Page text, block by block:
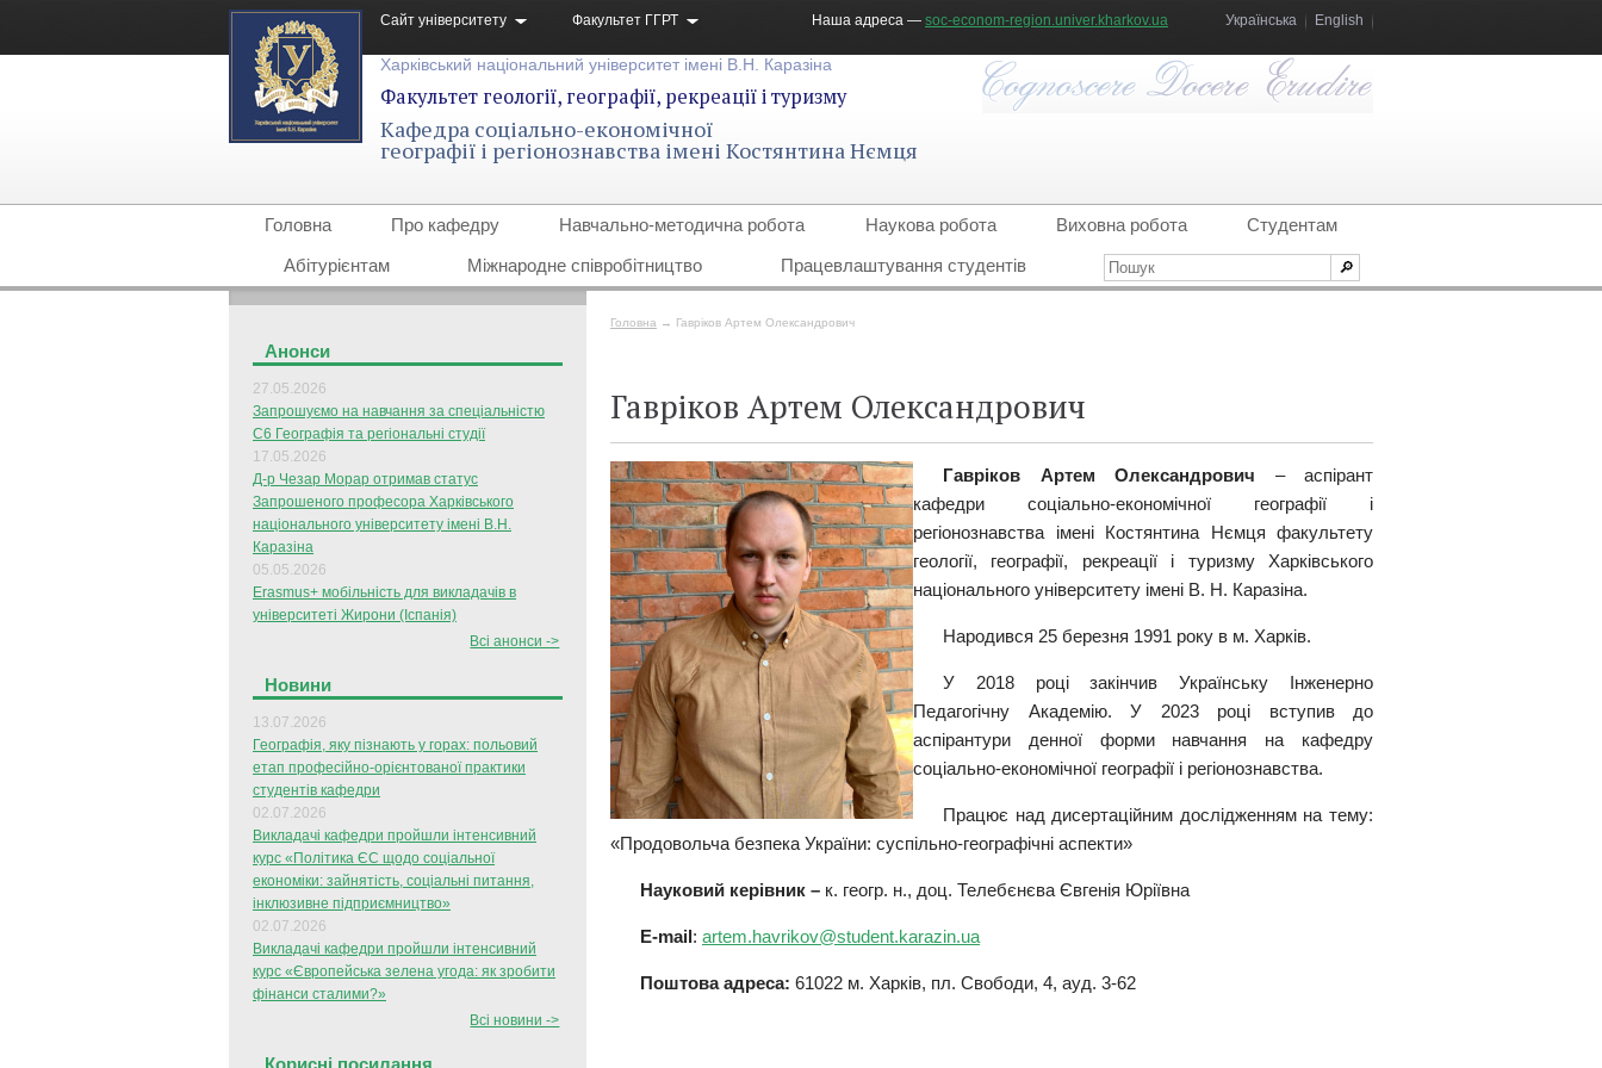
Сайт університету Факультет ГГРТ Українська English
Наша адреса — soc-econom-region.univer.kharkov.ua
Харківський національний університет імені В.Н. Каразіна
Факультет геології, географії, рекреації і туризму
Кафедра соціально-економічної
географії і регіонознавства імені Костянтина Нємця
Головна Про кафедру Навчально-методична робота Наукова робота Виховна робота
Студентам
Абітурієнтам
Міжнародне співробітництво Працевлаштування студентів
Головна → Гавріков Артем Олександрович
Гавріков Артем Олександрович
Гавріков Артем Олександрович – аспірант
кафедри соціально-економічної географії і
регіонознавства імені Костянтина Нємця факультету
геології, географії, рекреації і туризму Харківського
національного університету імені В. Н. Каразіна.
Народився 25 березня 1991 року в м. Харків.
У 2018 році закінчив Українську Інженерно
Педагогічну Академію. У 2023 році вступив до
аспірантури денної форми навчання на кафедру
соціально-економічної географії і регіонознавства.
Працює над дисертаційним дослідженням на тему:
«Продовольча безпека України: суспільно-географічні аспекти»
Науковий керівник – к. геогр. н., доц. Телебєнєва Євгенія Юріївна
E-mail: artem.havrikov@student.karazin.ua
Поштова адреса: 61022 м. Харків, пл. Свободи, 4, ауд. 3-62
Анонси
27.05.2026
Запрошуємо на навчання за спеціальністю
С6 Географія та регіональні студії
17.05.2026
Д-р Чезар Морар отримав статус
Запрошеного професора Харківського
національного університету імені В.Н.
Каразіна
05.05.2026
Erasmus+ мобільність для викладачів в
університеті Жирони (Іспанія)
Всі анонси ->
Новини
13.07.2026
Географія, яку пізнають у горах: польовий
етап професійно-орієнтованої практики
студентів кафедри
02.07.2026
Викладачі кафедри пройшли інтенсивний
курс «Політика ЄС щодо соціальної
економіки: зайнятість, соціальні питання,
інклюзивне підприємництво»
02.07.2026
Викладачі кафедри пройшли інтенсивний
курс «Європейська зелена угода: як зробити
фінанси сталими?»
Всі новини ->
Корисні посилання